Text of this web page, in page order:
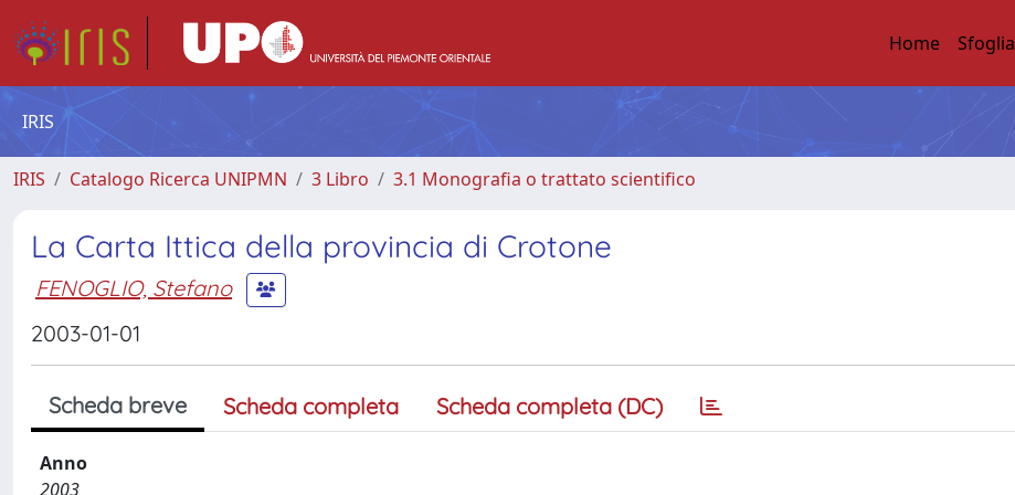
Home Sfoglia
IRIS
IRIS Catalogo Ricerca UNIPMN 3 Libro 3.1 Monografia o trattato scientifico
La Carta Ittica della provincia di Crotone
FENOGLIO, Stefano
2003-01-01
Scheda breve Scheda completa Scheda completa (DC)
Anno
2003